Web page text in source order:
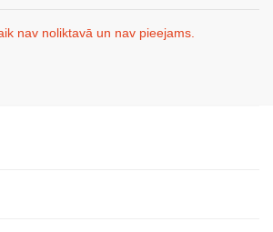
nav noliktavā un nav pieejams.